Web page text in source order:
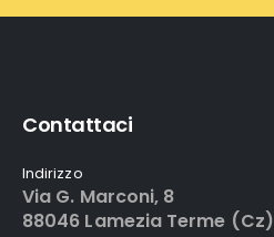
Contattaci
Indirizzo
Via G. Marconi, 8
88046 Lamezia Terme (Cz)